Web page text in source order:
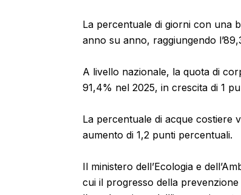
La percentuale di giorni con una
anno su anno, raggiungendo
A livello nazionale, la quota di
91,4% nel 2025, in crescita di 1
La percentuale di acque costiere
aumento di 1,2 punti percentuali.
Il ministero dell’Ecologia e
cui il progresso della